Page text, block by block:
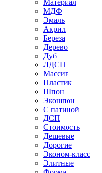
Материал
МДФ
Эмаль
Акрил
Береза
Дерево
Дуб
ЛДСП
Массив
Пластик
Шпон
Экошпон
С патиной
ДСП
Стоимость
Дешевые
Дорогие
Эконом-класс
Элитные